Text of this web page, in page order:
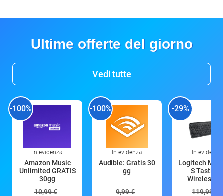
Ultime offerte del giorno
Vedi tutte
-100%
In evidenza
Amazon Music
Unlimited GRATIS
30gg
10,99 €
-100%
In evidenza
Audible: Gratis 30
gg
9,99 €
-29%
In evidenza
Logitech MX
S Tastiera
Wireless
119,99 €